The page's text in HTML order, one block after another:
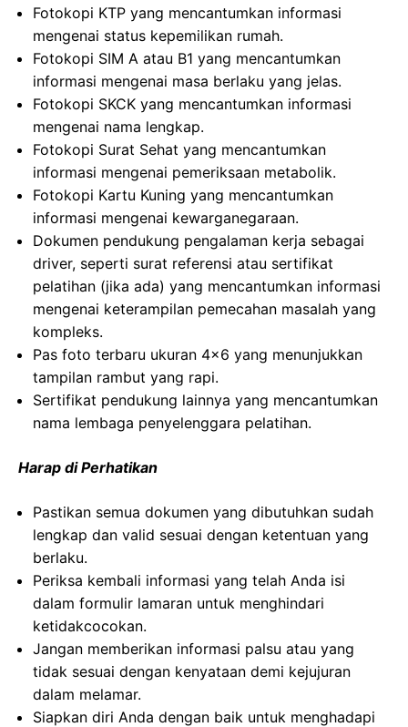
Fotokopi KTP yang mencantumkan informasi
mengenai status kepemilikan rumah.
Fotokopi SIM A atau B1 yang mencantumkan
informasi mengenai masa berlaku yang jelas.
Fotokopi SKCK yang mencantumkan informasi
mengenai nama lengkap.
Fotokopi Surat Sehat yang mencantumkan
informasi mengenai pemeriksaan metabolik.
Fotokopi Kartu Kuning yang mencantumkan
informasi mengenai kewarganegaraan.
Dokumen pendukung pengalaman kerja sebagai
driver, seperti surat referensi atau sertifikat
pelatihan (jika ada) yang mencantumkan informasi
mengenai keterampilan pemecahan masalah yang
kompleks.
Pas foto terbaru ukuran 4×6 yang menunjukkan
tampilan rambut yang rapi.
Sertifikat pendukung lainnya yang mencantumkan
nama lembaga penyelenggara pelatihan.
Harap di Perhatikan
Pastikan semua dokumen yang dibutuhkan sudah
lengkap dan valid sesuai dengan ketentuan yang
berlaku.
Periksa kembali informasi yang telah Anda isi
dalam formulir lamaran untuk menghindari
ketidakcocokan.
Jangan memberikan informasi palsu atau yang
tidak sesuai dengan kenyataan demi kejujuran
dalam melamar.
Siapkan diri Anda dengan baik untuk menghadapi